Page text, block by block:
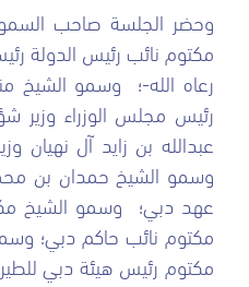
وحضر الجلسة صاحب
مكتوم نائب رئيس الدولة
رعاه الله-؛ وسمو الشيخ
رئيس مجلس الوزراء وزير
عبدالله بن زايد آل نهيان
وسمو الشيخ حمدان بن
عهد دبي؛ وسمو الشيخ
مكتوم نائب حاكم دبي؛
مكتوم رئيس هيئة دبي